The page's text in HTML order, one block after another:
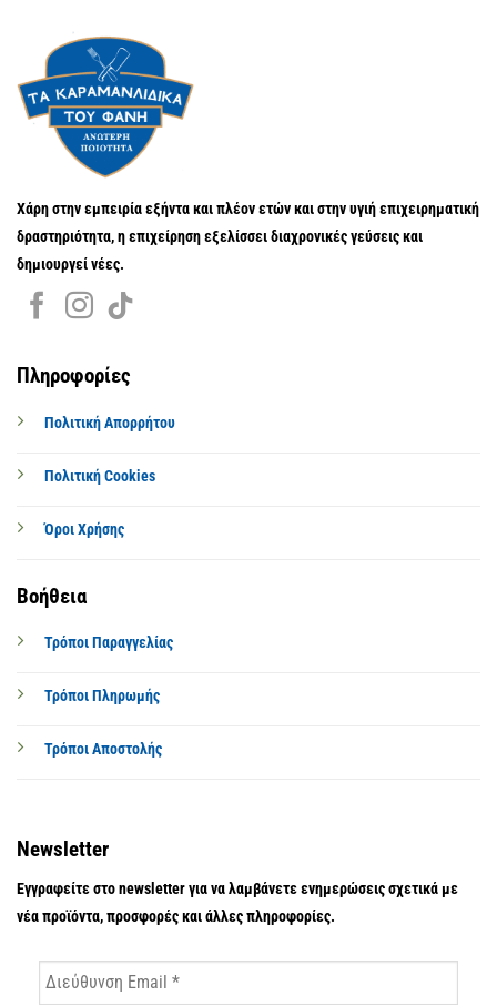
Χάρη στην εμπειρία εξήντα και πλέον ετών και στην υγιή επιχειρηματική
δραστηριότητα, η επιχείρηση εξελίσσει διαχρονικές γεύσεις και
δημιουργεί νέες.
Πληροφορίες
Πολιτική Απορρήτου
Πολιτική Cookies
Όροι Χρήσης
Βοήθεια
Τρόποι Παραγγελίας
Τρόποι Πληρωμής
Τρόποι Αποστολής
Newsletter
Εγγραφείτε στο newsletter για να λαμβάνετε ενημερώσεις σχετικά με
νέα προϊόντα, προσφορές και άλλες πληροφορίες.